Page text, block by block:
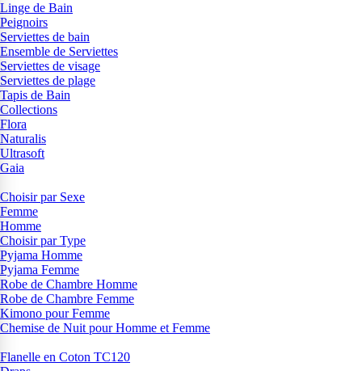
Linge de Bain
Peignoirs
Serviettes de bain
Ensemble de Serviettes
Serviettes de visage
Serviettes de plage
Tapis de Bain
Collections
Flora
Naturalis
Ultrasoft
Gaia
Choisir par Sexe
Femme
Homme
Choisir par Type
Pyjama Homme
Pyjama Femme
Robe de Chambre Homme
Robe de Chambre Femme
Kimono pour Femme
Chemise de Nuit pour Homme et Femme
Flanelle en Coton TC120